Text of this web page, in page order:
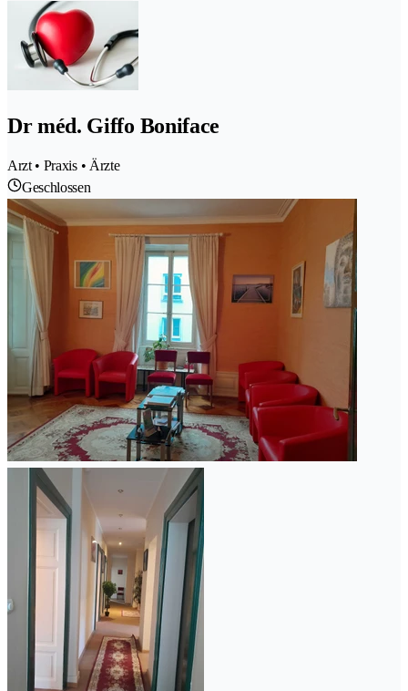
Dr méd. Giffo Boniface
Arzt • Praxis • Ärzte
Geschlossen